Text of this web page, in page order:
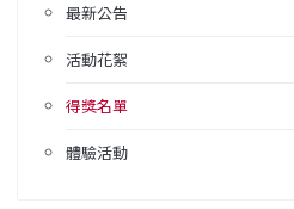
最新公告
活動花絮
得獎名單
體驗活動